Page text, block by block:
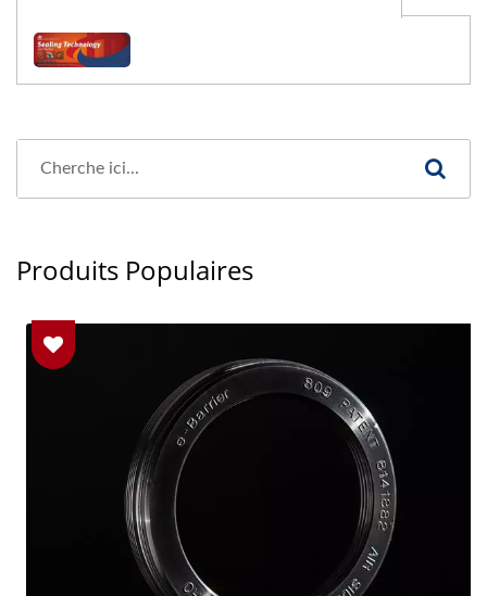
Produits Populaires